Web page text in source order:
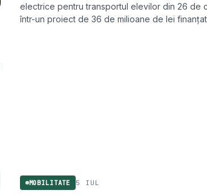
electrice pentru transportul elevilor din 26 de
într-un proiect de 36 de milioane de lei
MOBILITATE 5 IUL